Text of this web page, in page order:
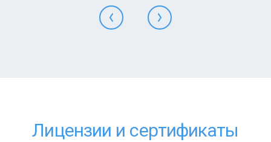
Лицензии и сертификаты